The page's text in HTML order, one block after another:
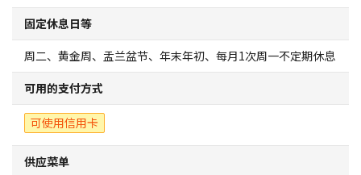
堺观光出租车
关于协会
关于协会
网站地图
固定休息日等
周二、黄金周、盂兰盆节、年末年初、每月1次周一不定期休息
可用的支付方式
可使用信用卡
供应菜单